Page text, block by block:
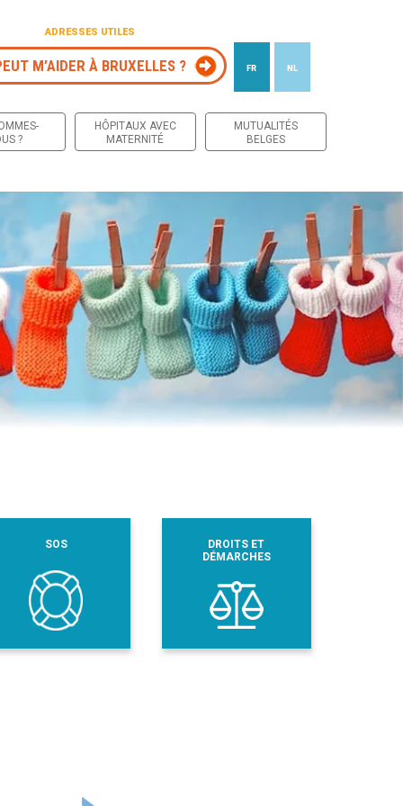
ADRESSES UTILES
M’AIDER À BRUXELLES ? FR NL
?
HÔPITAUX AVEC
MATERNITÉ
MUTUALITÉS
BELGES
SOS
DROITS ET
DÉMARCHES